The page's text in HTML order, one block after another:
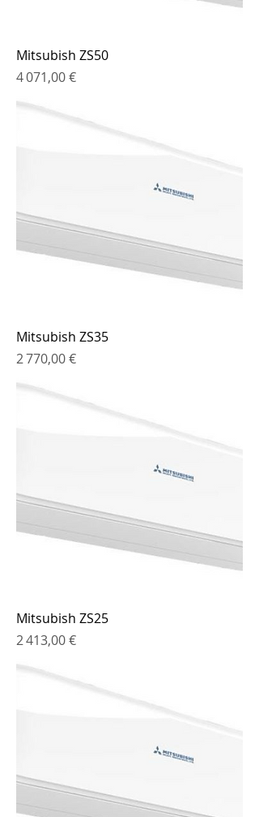
Mitsubish ZS50
Prix
4 071,00 €
Mitsubish ZS35
Prix
2 770,00 €
Mitsubish ZS25
Prix
2 413,00 €